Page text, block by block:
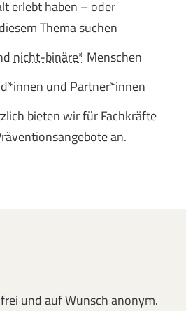
erlebt haben – oder
Thema suchen
nicht-binäre* Menschen
und Partner*innen
bieten wir für Fachkräfte
an.
und auf Wunsch anonym.